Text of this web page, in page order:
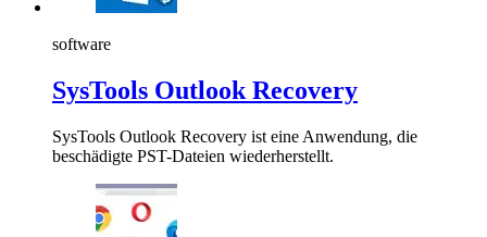
software
SysTools Outlook Recovery
SysTools Outlook Recovery ist eine Anwendung, die
beschädigte PST-Dateien wiederherstellt.